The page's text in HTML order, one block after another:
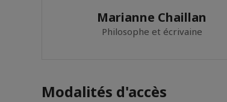
Marianne Chaillan
Philosophe et écrivaine
Modalités d'accès